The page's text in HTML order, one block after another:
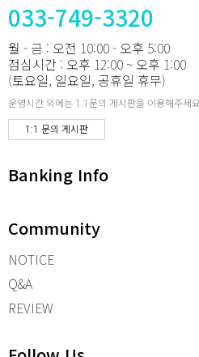
033-749-3320
월 - 금 : 오전 10:00 - 오후 5:00
점심시간 : 오후 12:00 ~ 오후 1:00
(토요일, 일요일, 공휴일 휴무)
운영시간 외에는 1:1문의 게시판을 이용해주세
1:1 문의 게시판
Banking Info
Community
NOTICE
Q&A
REVIEW